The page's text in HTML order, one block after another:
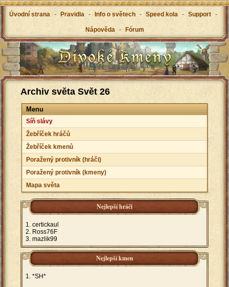
Úvodní strana - Pravidla - Info o světech - Speed kola - Support -
Nápověda - Fórum
Archiv světa Svět 26
Menu
Síň slávy
Žebříček hráčů
Žebříček kmenů
Poražený protivník (hráči)
Poražený protivník (kmeny)
Mapa světa
Nejlepší hráči
certickaul
Ross76F
mazlik99
Nejlepší kmen
*SH*